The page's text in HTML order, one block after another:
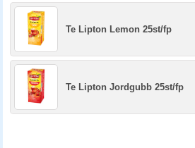
Te Lipton Lemon 25st/fp
Te Lipton Jordgubb 25st/fp